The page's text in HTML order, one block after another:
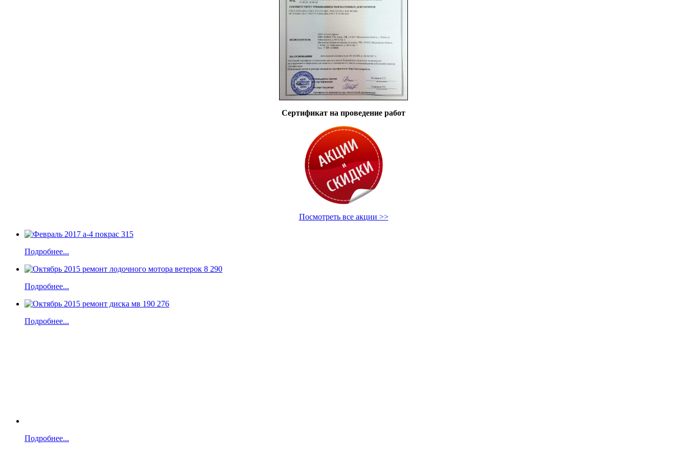
Сертификат на проведение работ
Посмотреть все акции >>
Подробнее...
Подробнее...
Подробнее...
Подробнее...